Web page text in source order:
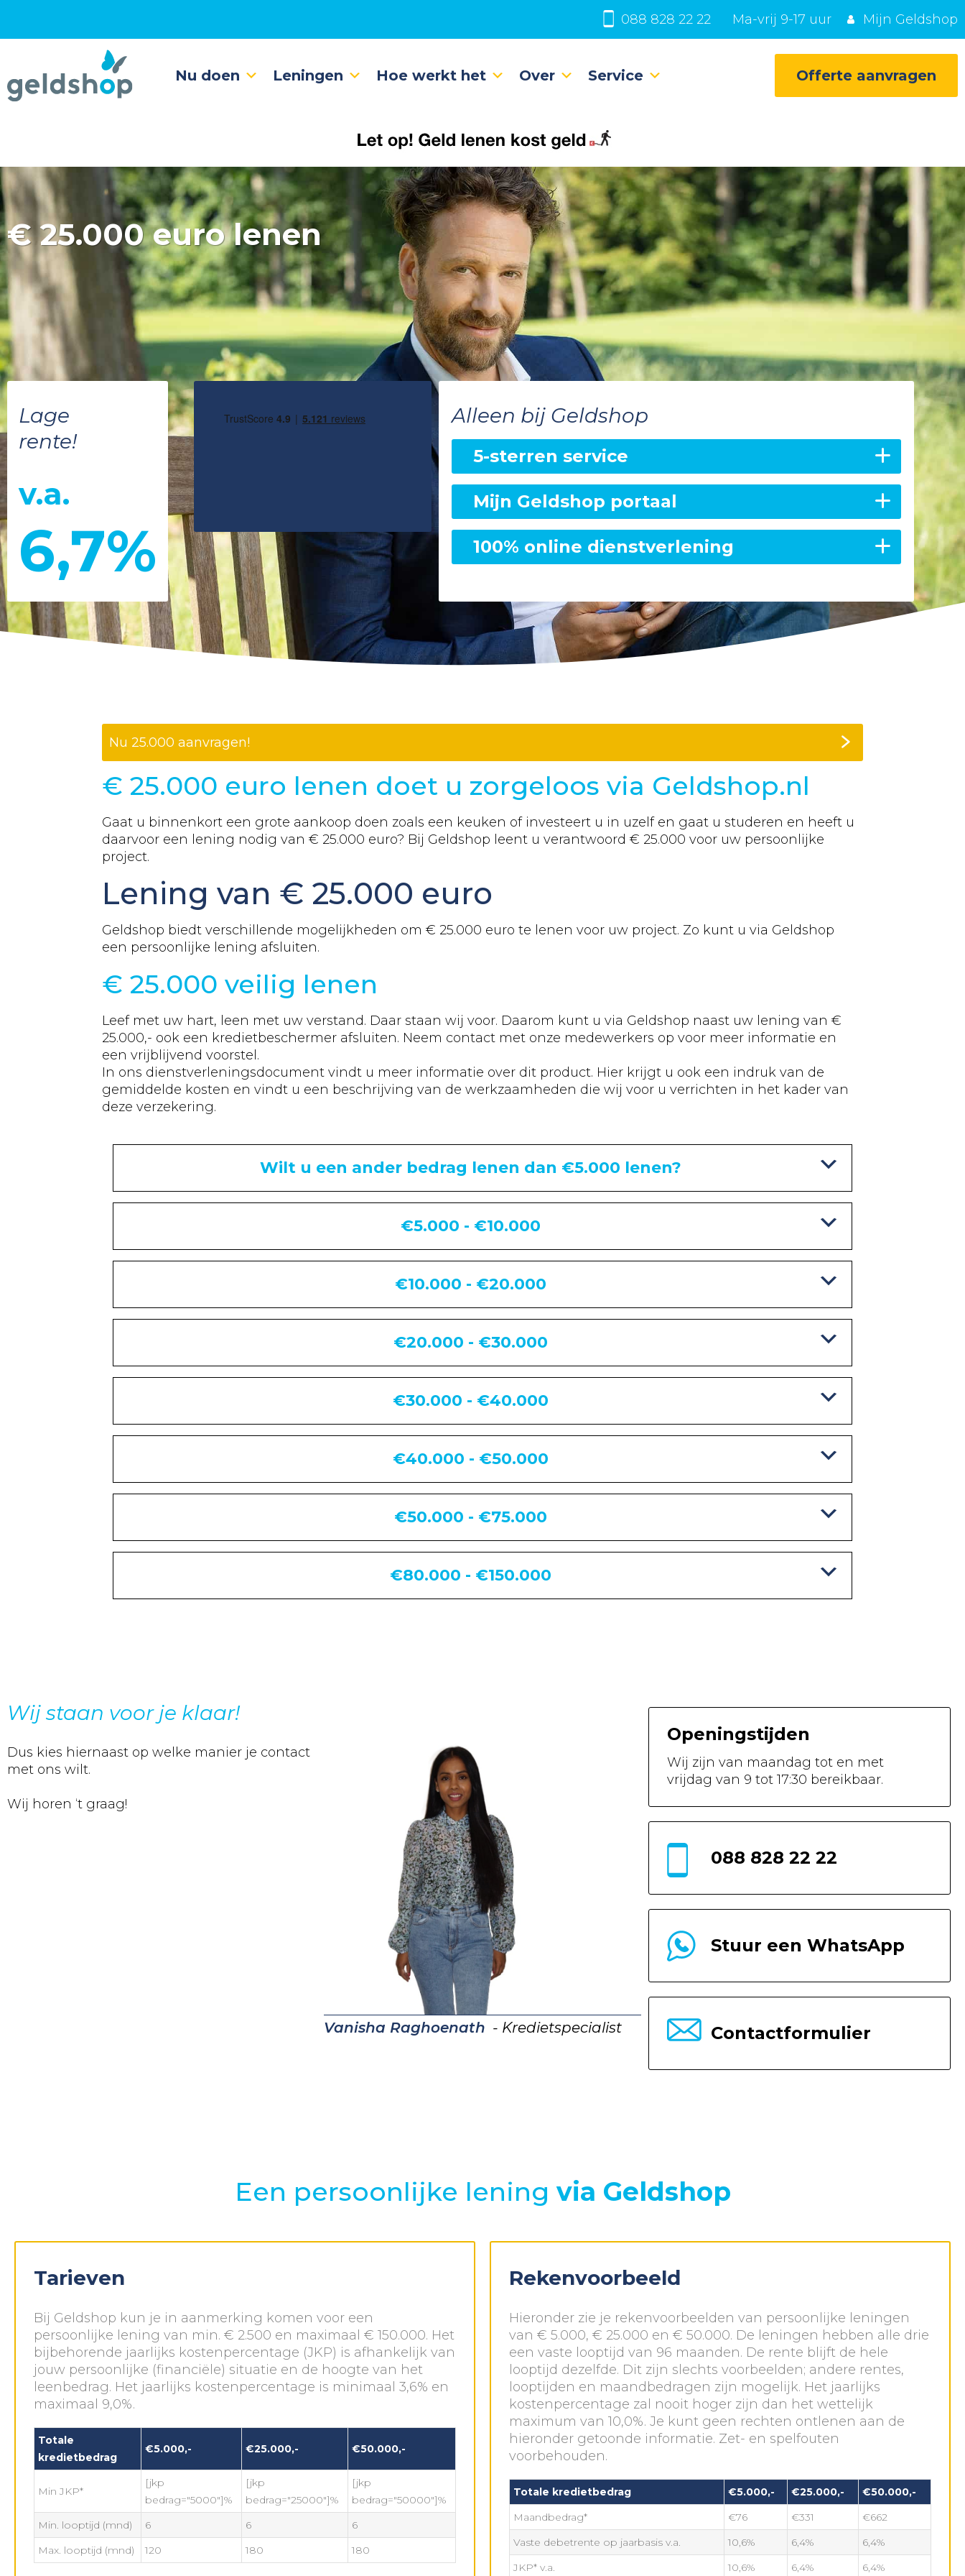
088 828 22 22 Ma-vrij 9-17 uur Mijn Geldshop
Nu doen Leningen Hoe werkt het Over Service Offerte aanvragen
€25.000 euro lenen
Lage
rente!
v.a.
6,7%
Alleen bij Geldshop
5-sterren service
Mijn Geldshop portaal
100% online dienstverlening
Nu25.000 aanvragen!
€25.000 euro lenen doet u zorgeloos via Geldshop.nl
Gaat u binnenkort een grote aankoop doen zoals een keuken of investeert u in uzelf en gaat u studeren en heeft u
daarvoor een lening nodig van € 25.000 euro? Bij Geldshop leent u verantwoord € 25.000 voor uw persoonlijke
project.
Lening van € 25.000 euro
Geldshop biedt verschillende mogelijkheden om € 25.000 euro te lenen voor uw project. Zo kunt u via Geldshop
een persoonlijke lening afsluiten.
€25.000 veilig lenen
Leef met uw hart, leen met uw verstand. Daar staan wij voor. Daarom kunt u via Geldshop naast uw lening van €
25.000,- ook een kredietbeschermer afsluiten. Neem contact met onze medewerkers op voor meer informatie en
een vrijblijvend voorstel.
In ons dienstverleningsdocument vindt u meer informatie over dit product. Hier krijgt u ook een indruk van de
gemiddelde kosten en vindt u een beschrijving van de werkzaamheden die wij voor u verrichten in het kader van
deze verzekering.
Wilt u een ander bedrag lenen dan €5.000 lenen?
€5.000 - €10.000
€10.000 - €20.000
€20.000 - €30.000
€30.000 - €40.000
€40.000 - €50.000
€50.000 - €75.000
€80.000 - €150.000
Wij staan voor je klaar!
Dus kies hiernaast op welke manier je contact
met ons wilt.
Wij horen ‘t graag!
Vanisha Raghoenath - Kredietspecialist
Openingstijden
Wij zijn van maandag tot en met
vrijdag van 9 tot 17:30 bereikbaar.
088 828 22 22
Stuur een WhatsApp
Contactformulier
Een persoonlijke leningvia Geldshop
Tarieven
Bij Geldshop kun je in aanmerking komen voor een
persoonlijke lening van min. € 2.500 en maximaal € 150.000. Het
bijbehorende jaarlijks kostenpercentage (JKP) is afhankelijk van
jouw persoonlijke (financiële) situatie en de hoogte van het
leenbedrag. Het jaarlijks kostenpercentage is minimaal 3,6% en
maximaal 9,0%.
Totale
kredietbedrag
€5.000,- €25.000,- €50.000,-
Min JKP*
[jkp
bedrag="5000"]%
[jkp
bedrag="25000"]%
[jkp
bedrag="50000"]%
Min. looptijd (mnd)
6 6
6
Max. looptijd (mnd)
120 180 180
Rekenvoorbeeld
Hieronder zie je rekenvoorbeelden van persoonlijke leningen
van € 5.000, € 25.000 en € 50.000. De leningen hebben alle drie
een vaste looptijd van 96 maanden. De rente blijft de hele
looptijd dezelfde. Dit zijn slechts voorbeelden; andere rentes,
looptijden en maandbedragen zijn mogelijk. Het jaarlijks
kostenpercentage zal nooit hoger zijn dan het wettelijk
maximum van 10,0%. Je kunt geen rechten ontlenen aan de
hieronder getoonde informatie. Zet- en spelfouten
voorbehouden.
Totale kredietbedrag €5.000,- €25.000,-
€50.000,-
Maandbedrag*
€76 €331
€662
Vaste debetrente op jaarbasis v.a.
10,6% 6,4%
6,4%
JKP* v.a.
10,6% 6,4% 6,4%